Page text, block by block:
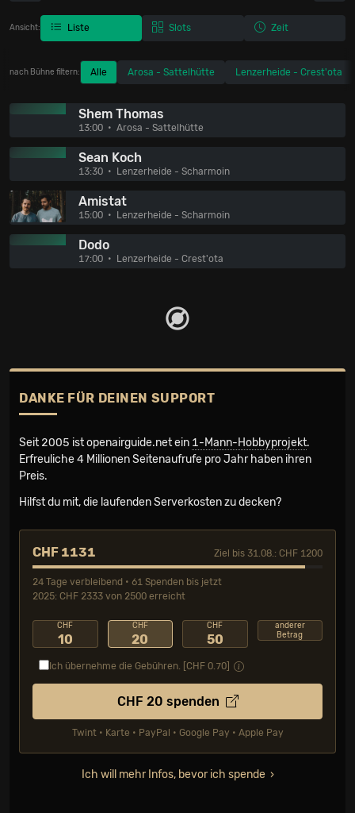
Ansicht: Liste Slots Zeit
nach Bühne filtern: Alle Arosa - Sattelhütte Lenzerheide - Crest'ota
Shem Thomas
13:00 Arosa - Sattelhütte
Sean Koch
13:30 Lenzerheide - Scharmoin
Amistat
15:00 Lenzerheide - Scharmoin
Dodo
17:00 Lenzerheide - Crest'ota
DANKE FÜR DEINEN SUPPORT
Seit 2005 ist openairguide.net ein 1-Mann-Hobbyprojekt.
Erfreuliche 4 Millionen Seiten­aufrufe pro Jahr haben ihren
Preis.
Hilfst du mit, die laufenden Serverkosten zu decken?
CHF 1131 Ziel bis 31.08.: CHF 1200
24 Tage verbleibend • 61 Spenden bis jetzt
2025: CHF 2333 von 2500 erreicht
CHF
10
CHF
20
CHF
50
anderer
Betrag
Ich übernehme die Gebühren. [CHF 0.70
CHF 20 spenden
Twint • Karte • PayPal • Google Pay • Apple Pay
Ich will mehr Infos, bevor ich spende